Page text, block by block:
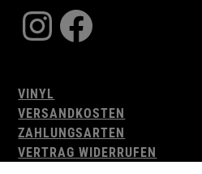
Instagram
Facebook
VINYL
VERSANDKOSTEN
ZAHLUNGSARTEN
VERTRAG WIDERRUFEN